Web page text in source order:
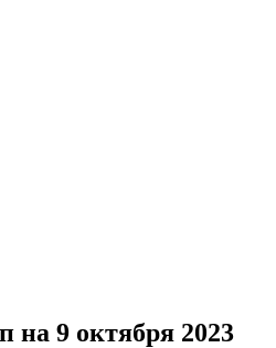
на 9 октября 2023